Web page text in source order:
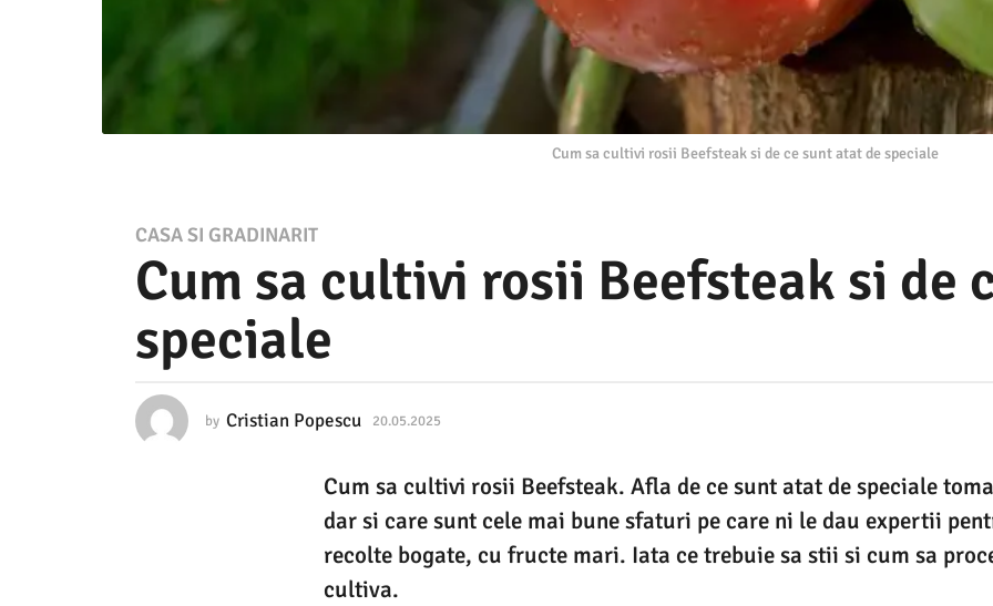
Cum sa cultivi rosii Beefsteak si de ce sunt atat de speciale
2
0
.
0
.
2
CASA SI GRADINARIT
Cum sa cultivi rosii Beefsteak si de
speciale
by Cristian Popescu 20.05.2025
0
.
2
0
Cum sa cultivi rosii Beefsteak. Afla de ce sunt atat de speciale
dar si care sunt cele mai bune sfaturi pe care ni le dau expertii
recolte bogate, cu fructe mari. Iata ce trebuie sa stii si cum sa
cultiva.